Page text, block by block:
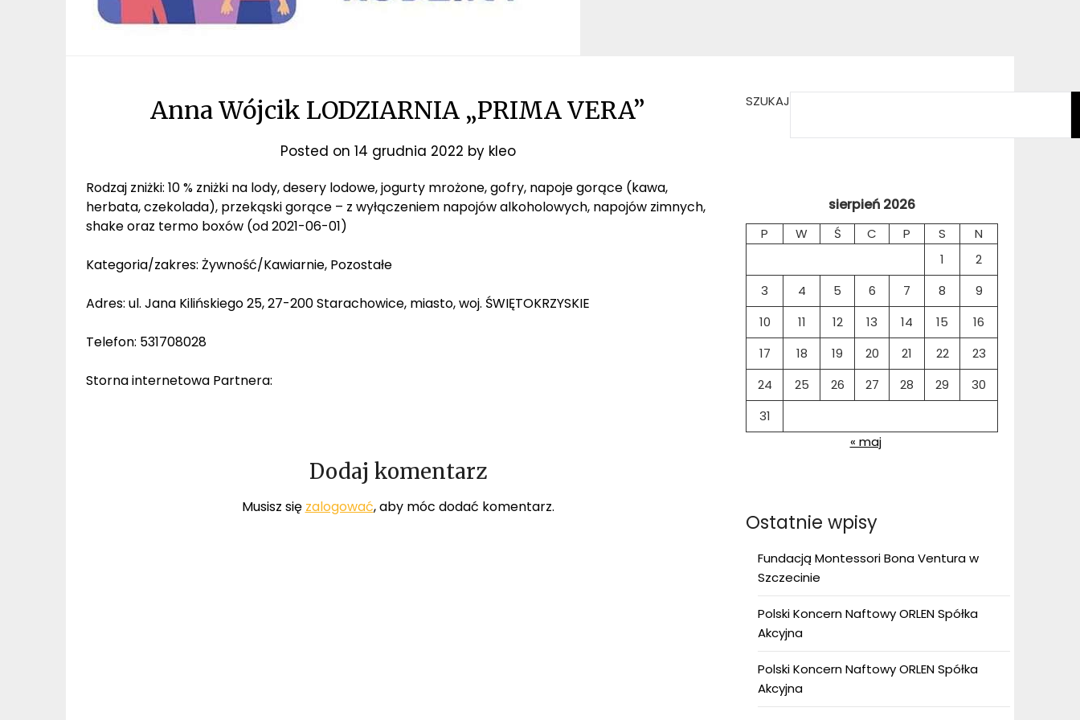
Anna Wójcik LODZIARNIA „PRIMA VERA”
Posted on 14 grudnia 2022 by kleo
Rodzaj zniżki: 10 % zniżki na lody, desery lodowe, jogurty mrożone, gofry, napoje gorące (kawa,
herbata, czekolada), przekąski gorące – z wyłączeniem napojów alkoholowych, napojów zimnych,
shake oraz termo boxów (od 2021-06-01)
Kategoria/zakres: Żywność/Kawiarnie, Pozostałe
Adres: ul. Jana Kilińskiego 25, 27-200 Starachowice, miasto, woj. ŚWIĘTOKRZYSKIE
Telefon: 531708028
Storna internetowa Partnera:
Dodaj komentarz
Musisz się zalogować, aby móc dodać komentarz.
SZUKAJ
sierpień 2026
P W Ś C P S
N
1
2
3
4 5 6 7 8
9
10
11 12 13 14 15
16
17
18 19 20 21 22
23
24
25 26 27 28 29
30
31
« maj
Ostatnie wpisy
Fundacją Montessori Bona Ventura w
Szczecinie
Polski Koncern Naftowy ORLEN Spółka
Akcyjna
Polski Koncern Naftowy ORLEN Spółka
Akcyjna